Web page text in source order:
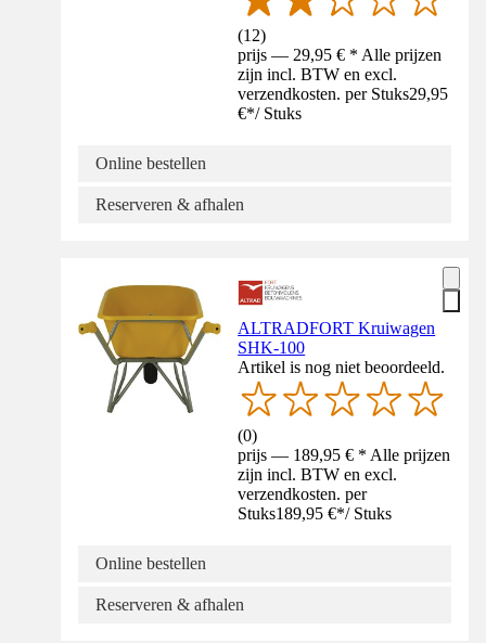
(12)
prijs — 29,95 € * Alle prijzen
zijn incl. BTW en excl.
verzendkosten. per Stuks29,95
€*/ Stuks
Online bestellen
Reserveren & afhalen
ALTRADFORT Kruiwagen
SHK-100
Artikel is nog niet beoordeeld.
(0)
prijs — 189,95 € * Alle prijzen
zijn incl. BTW en excl.
verzendkosten. per
Stuks189,95 €*/ Stuks
Online bestellen
Reserveren & afhalen